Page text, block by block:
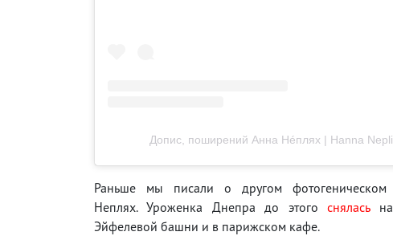
Допис, поширений Анна Нéплях | Hanna
Раньше мы писали о другом фотогеническом
Неплях. Уроженка Днепра до этогосняласьна
Эйфелевой башни и в парижском кафе.